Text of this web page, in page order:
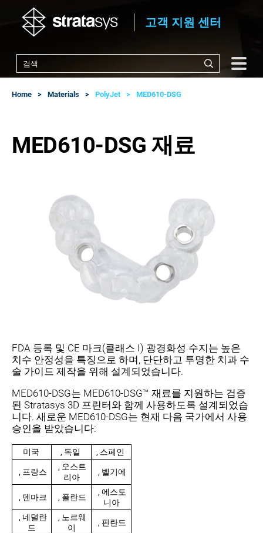
고객 지원 센터
Home Materials PolyJet MED610-DSG
MED610-DSG 재료
FDA 등록 및 CE 마크(클래스 I) 광경화성 수지는 높은
치수 안정성을 특징으로 하며, 단단하고 투명한 치과 수
술 가이드 제작을 위해 설계되었습니다.
MED610-DSG는 MED610-DSG™ 재료를 지원하는 검증
된 Stratasys 3D 프린터와 함께 사용하도록 설계되었습
니다. 새로운 MED610-DSG는 현재 다음 국가에서 사용
승인을 받았습니다:
미국 , 독일 , 스페인
, 프랑스
, 오스트
리아
, 벨기에
, 덴마크 , 폴란드
, 에스토
니아
, 네덜란
드
, 노르웨
이
, 핀란드